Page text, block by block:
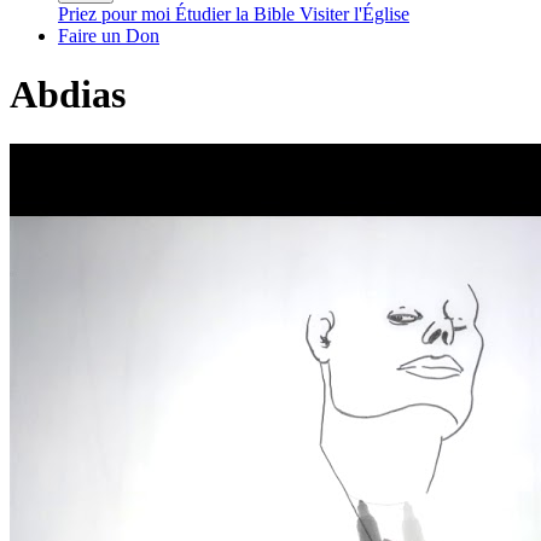
Priez pour moi Étudier la Bible Visiter l'Église
Faire un Don
Abdias